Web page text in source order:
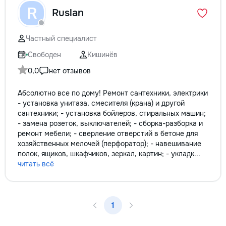
не включается? Не спешите
покупать новую! Спасем ваш
бюджет.
R Ruslan
Частный специалист
Свободен
Кишинёв
0,0
нет отзывов
Абсолютно все по дому! Pемонт сантехники, электрики
- установка унитаза, смесителя (крана) и другой
сантехники; - установка бойлеров, стиральных машин;
- замена розеток, выключателей; - сборка-разборка и
ремонт мебели; - сверление отверстий в бетоне для
хозяйственных мелочей (перфоратор); - навешивание
полок, ящиков, шкафчиков, зеркал, картин; - укладк...
читать всё
1